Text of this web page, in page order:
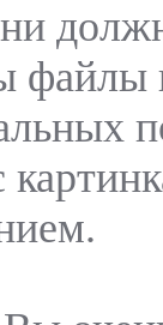
файлы